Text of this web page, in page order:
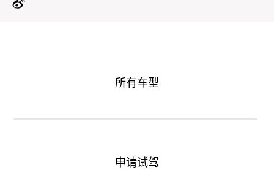
所有车型
申请试驾